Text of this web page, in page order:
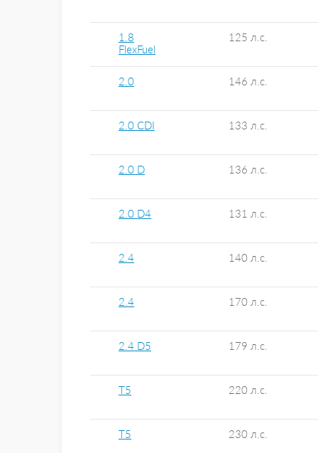
1.8
FlexFuel
125 л.с.
2.0 146 л.с.
2.0 CDI 133 л.с.
2.0 D 136 л.с.
2.0 D4 131 л.с.
2.4 140 л.с.
2.4 170 л.с.
2.4 D5 179 л.с.
T5 220 л.с.
T5 230 л.с.